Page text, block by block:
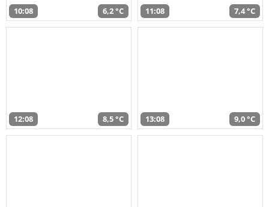
10:08 6,2 °C 11:08 7,4 °C
12:08 8,5 °C 13:08 9,0 °C